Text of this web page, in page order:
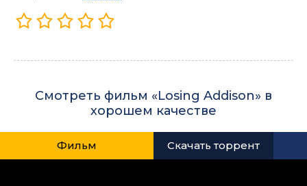
Смотреть фильм «Losing Addison» в
хорошем качестве
Фильм Скачать торрент